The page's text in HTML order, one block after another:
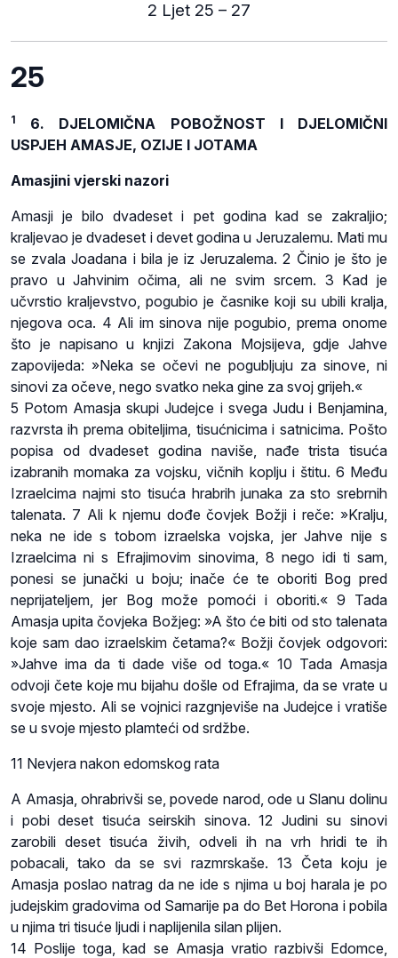
2 Ljet 25 – 27
25
1
6. DJELOMIČNA POBOŽNOST I DJELOMIČNI
USPJEH AMASJE, OZIJE I JOTAMA
Amasjini vjerski nazori
Amasji je bilo dvadeset i pet godina kad se zakraljio;
kraljevao je dvadeset i devet godina u Jeruzalemu. Mati mu
se zvala Joadana i bila je iz Jeruzalema. 2 Činio je što je
pravo u Jahvinim očima, ali ne svim srcem. 3 Kad je
učvrstio kraljevstvo, pogubio je časnike koji su ubili kralja,
njegova oca. 4 Ali im sinova nije pogubio, prema onome
što je napisano u knjizi Zakona Mojsijeva, gdje Jahve
zapovijeda: »Neka se očevi ne pogubljuju za sinove, ni
sinovi za očeve, nego svatko neka gine za svoj grijeh.«
5 Potom Amasja skupi Judejce i svega Judu i Benjamina,
razvrsta ih prema obiteljima, tisućnicima i satnicima. Pošto
popisa od dvadeset godina naviše, nađe trista tisuća
izabranih momaka za vojsku, vičnih koplju i štitu. 6 Među
Izraelcima najmi sto tisuća hrabrih junaka za sto srebrnih
talenata. 7 Ali k njemu dođe čovjek Božji i reče: »Kralju,
neka ne ide s tobom izraelska vojska, jer Jahve nije s
Izraelcima ni s Efrajimovim sinovima, 8 nego idi ti sam,
ponesi se junački u boju; inače će te oboriti Bog pred
neprijateljem, jer Bog može pomoći i oboriti.« 9 Tada
Amasja upita čovjeka Božjeg: »A što će biti od sto talenata
koje sam dao izraelskim četama?« Božji čovjek odgovori:
»Jahve ima da ti dade više od toga.« 10 Tada Amasja
odvoji čete koje mu bijahu došle od Efrajima, da se vrate u
svoje mjesto. Ali se vojnici razgnjeviše na Judejce i vratiše
se u svoje mjesto plamteći od srdžbe.
11 Nevjera nakon edomskog rata
A Amasja, ohrabrivši se, povede narod, ode u Slanu dolinu
i pobi deset tisuća seirskih sinova. 12 Judini su sinovi
zarobili deset tisuća živih, odveli ih na vrh hridi te ih
pobacali, tako da se svi razmrskaše. 13 Četa koju je
Amasja poslao natrag da ne ide s njima u boj harala je po
judejskim gradovima od Samarije pa do Bet Horona i pobila
u njima tri tisuće ljudi i naplijenila silan plijen.
14 Poslije toga, kad se Amasja vratio razbivši Edomce,